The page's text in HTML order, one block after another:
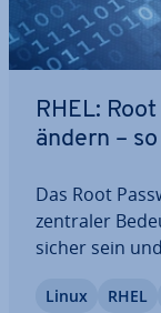
RHEL:
ändern –
Das Root
zentraler
sicher sein
anderen
Linux RHEL